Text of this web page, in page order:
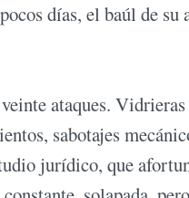
días, el baúl de
ataques.
sabotajes
jurídico, que